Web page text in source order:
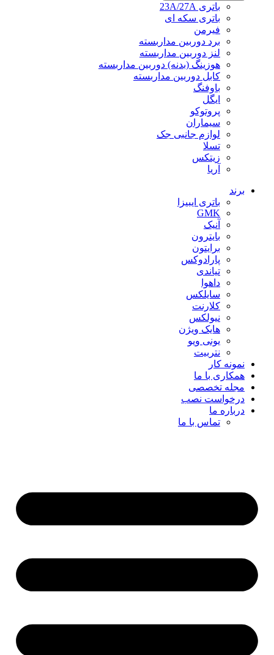
باتری 23A/27A
باتری سکه ای
فیرمن
برد دوربین مداربسته
لنز دوربین مداربسته
هوزینگ (بدنه) دوربین مداربسته
کابل دوربین مداربسته
باوفنگ
ایگل
پروتوکو
سیماران
لوازم جانبی جک
تسلا
زیتکس
آریا
برند
باتری ایبیزا
GMK
آنیک
بایترون
برایتون
پارادوکس
تیاندی
داهوا
سایلکس
کلارنت
نیولکس
هایک ویژن
یونی ویو
نتربیت
نمونه کار
همکاری با ما
مجله تخصصی
درخواست نصب
درباره ما
تماس با ما